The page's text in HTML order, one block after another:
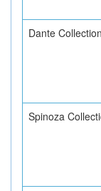
Dante Collection
Spinoza